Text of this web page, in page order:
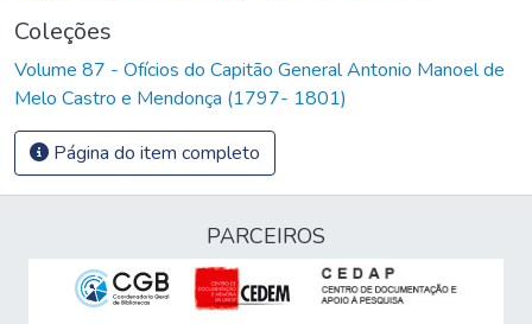
Coleções
Volume 87 - Ofícios do Capitão General Antonio Manoel de
Melo Castro e Mendonça (1797- 1801)
Página do item completo
PARCEIROS